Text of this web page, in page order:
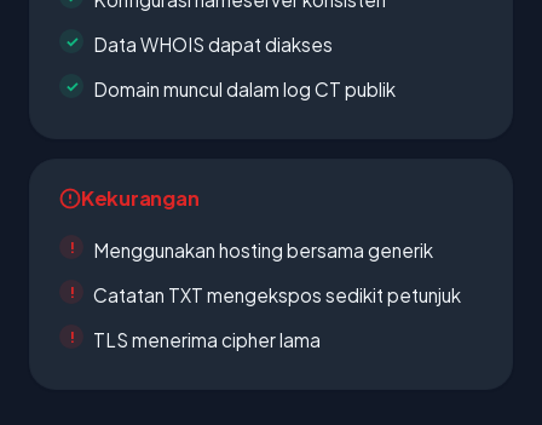
Data WHOIS dapat diakses
Domain muncul dalam log CT publik
Kekurangan
Menggunakan hosting bersama generik
Catatan TXT mengekspos sedikit petunjuk
TLS menerima cipher lama